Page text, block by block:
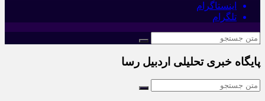
اینستاگرام
تلگرام
پایگاه خبری تحلیلی اردبیل رسا